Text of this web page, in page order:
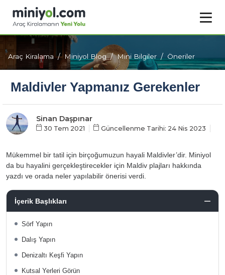
Araç Kiralama Miniyol Blog Mini Bilgiler Öneriler
Maldivler Yapmanız Gerekenler
Sinan Daşpınar
30 Tem 2021 Güncellenme Tarihi: 24 Nis 2023
Mükemmel bir tatil için birçoğumuzun hayali Maldivler’dir. Miniyol
da bu hayalini gerçekleştirecekler için Maldiv plajları hakkında
yazdı ve orada neler yapılabilir önerisi verdi.
İçerik Başlıkları
Sörf Yapın
Dalış Yapın
Denizaltı Keşfi Yapın
Kutsal Yerleri Görün